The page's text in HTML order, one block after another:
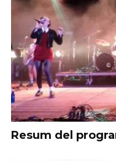
Resum del